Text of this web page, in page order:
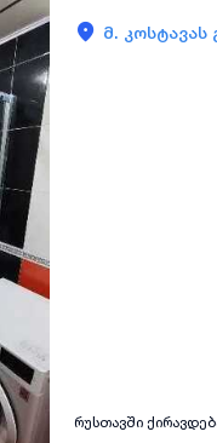
მ. კოსტავას
რუსთავში